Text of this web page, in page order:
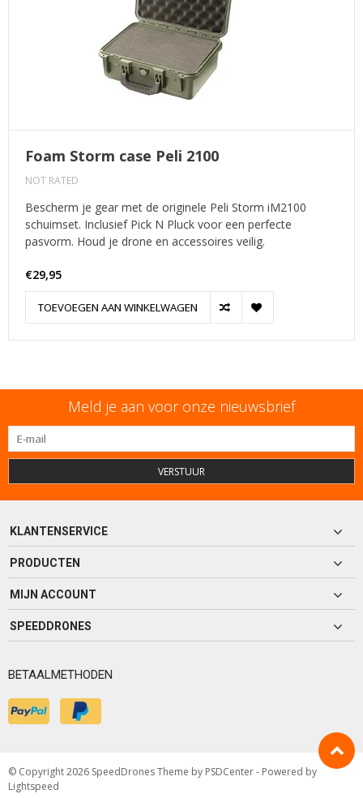
Foam Storm case Peli 2100
NOT RATED
Bescherm je gear met de originele Peli Storm iM2100
schuimset. Inclusief Pick N Pluck voor een perfecte
pasvorm. Houd je drone en accessoires veilig.
€29,95
TOEVOEGEN AAN WINKELWAGEN
Meld je aan voor onze nieuwsbrief
VERSTUUR
KLANTENSERVICE
PRODUCTEN
MIJN ACCOUNT
SPEEDDRONES
BETAALMETHODEN
© Copyright 2026 SpeedDrones Theme by PSDCenter- Powered by
Lightspeed